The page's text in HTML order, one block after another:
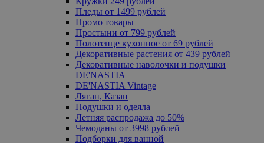
Пледы от 1499 рублей
Промо товары
Простыни от 799 рублей
Полотенце кухонное от 69 рублей
Декоративные растения от 439 рублей
Декоративные наволочки и подушки
DE'NASTIA
DE'NASTIA Vintage
Ляган, Казан
Подушки и одеяла
Летняя распродажа до 50%
Чемоданы от 3998 рублей
Подборки для ванной